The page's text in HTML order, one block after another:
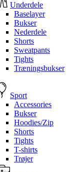
Underdele
Baselayer
Bukser
Nederdele
Shorts
Sweatpants
Tights
Træningsbukser
Sport
Accessories
Bukser
Hoodies/Zip
Shorts
Tights
T-shirts
Trøjer